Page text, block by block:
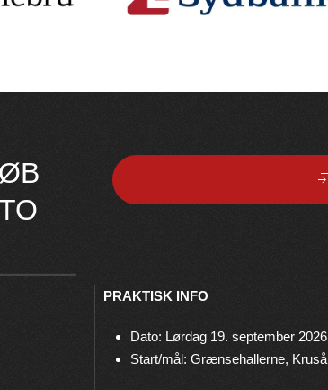
PRAKTISK INFO
Dato: Lørdag 19. september 2026
Start/mål: Grænsehallerne, Kruså